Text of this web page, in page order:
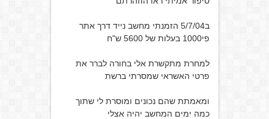
ב5/7/04 הזמנתי מחשב נייד דרך אתר
פי1000 בעלות של 5600 ש"ח
למחרת מתקשרת אלי בחורה לברר את
פרטי האשראי שמסרתי ברשת
ומאמתת שהם נכונים ומוסרת לי שתוך
כמה ימים המחשב יהיה אצלי